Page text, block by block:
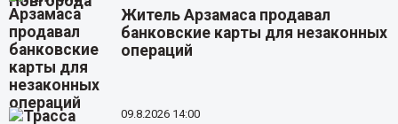
Житель Арзамаса продавал
банковские карты для незаконных
операций
09.8.2026 14:00